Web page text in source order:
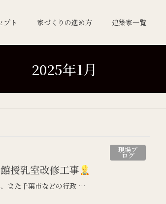
プト 家づくりの進め方 建築家一覧
2025年1月
現場ブ
ログ
授乳室改修工事
また千葉市などの行政 …